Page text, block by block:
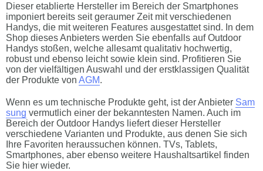
Dieser etablierte Hersteller im Bereich der Smartphones
imponiert bereits seit geraumer Zeit mit verschiedenen
Handys, die mit weiteren Features ausgestattet sind. In dem
Shop dieses Anbieters werden Sie ebenfalls auf Outdoor
Handys stoßen, welche allesamt qualitativ hochwertig,
robust und ebenso leicht sowie klein sind. Profitieren Sie
von der vielfältigen Auswahl und der erstklassigen Qualität
der Produkte von AGM.
Wenn es um technische Produkte geht, ist der Anbieter Sam
sung vermutlich einer der bekanntesten Namen. Auch im
Bereich der Outdoor Handys liefert dieser Hersteller
verschiedene Varianten und Produkte, aus denen Sie sich
Ihre Favoriten heraussuchen können. TVs, Tablets,
Smartphones, aber ebenso weitere Haushaltsartikel finden
Sie hier wieder.